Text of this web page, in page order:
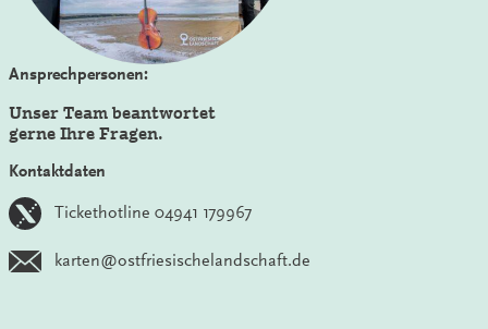
Ansprechpersonen:
Unser Team beantwortet
gerne Ihre Fragen.
Kontaktdaten
Tickethotline 04941 179967
karten@ostfriesischelandschaft.de